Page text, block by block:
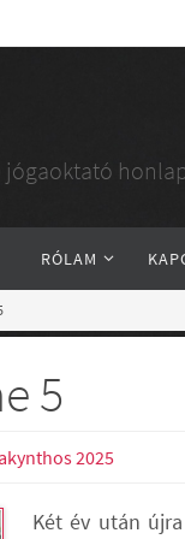
jógaoktató
RÓLAM
5
2025
Két év után